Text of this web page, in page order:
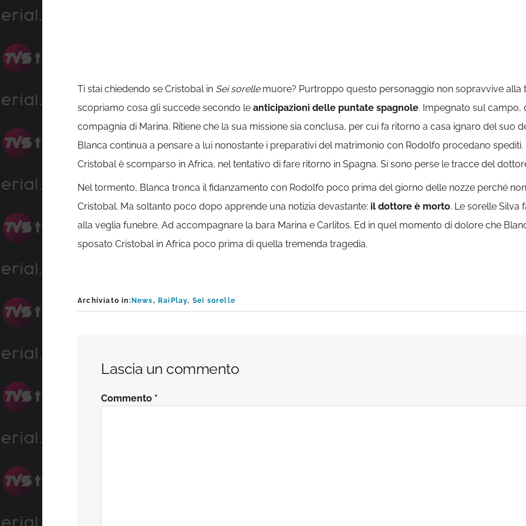
Ti stai chiedendo se Cristobal in Sei sorellemuore? Purtroppo questo personaggio non sopravvive alla
scopriamo cosa gli succede secondo le anticipazioni delle puntate spagnole. Impegnato sul campo,
compagnia di Marina. Ritiene che la sua missione sia conclusa, per cui fa ritorno a casa ignaro del suo
Blanca continua a pensare a lui nonostante i preparativi del matrimonio con Rodolfo procedano
Cristobal è scomparso in Africa, nel tentativo di fare ritorno in Spagna. Si sono perse le tracce del
Nel tormento, Blanca tronca il fidanzamento con Rodolfo poco prima del giorno delle nozze perché
Cristobal. Ma soltanto poco dopo apprende una notizia devastante: il dottore è morto. Le sorelle Silva
alla veglia funebre. Ad accompagnare la bara Marina e Carlitos. Ed in quel momento di dolore che
sposato Cristobal in Africa poco prima di quella tremenda tragedia.
Archiviato in: News, RaiPlay, Sei sorelle
Lascia un commento
Commento *